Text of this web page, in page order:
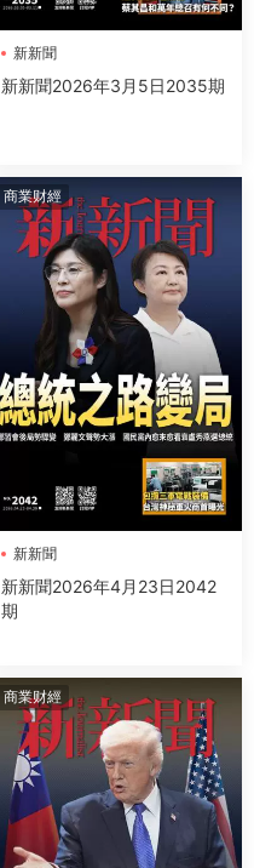
新新聞
新新聞2026年3月5日2035期
商業财經
新新聞
新新聞2026年4月23日2042
期
商業财經